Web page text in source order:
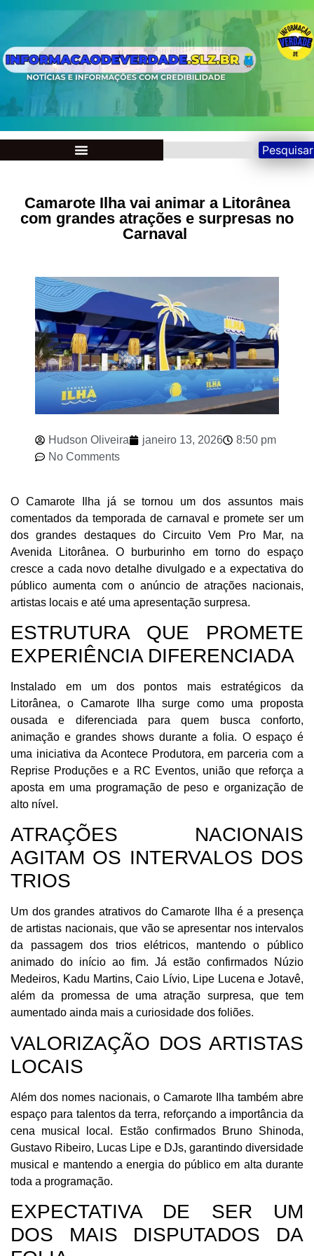
Pesquisar
Camarote Ilha vai animar a Litorânea
com grandes atrações e surpresas no
Carnaval
Hudson Oliveira janeiro 13, 2026
8:50 pm
No Comments
O Camarote Ilha já se tornou um dos assuntos mais
comentados da temporada de carnaval e promete ser um
dos grandes destaques do Circuito Vem Pro Mar, na
Avenida Litorânea. O burburinho em torno do espaço
cresce a cada novo detalhe divulgado e a expectativa do
público aumenta com o anúncio de atrações nacionais,
artistas locais e até uma apresentação surpresa.
ESTRUTURA QUE PROMETE
EXPERIÊNCIA DIFERENCIADA
Instalado em um dos pontos mais estratégicos da
Litorânea, o Camarote Ilha surge como uma proposta
ousada e diferenciada para quem busca conforto,
animação e grandes shows durante a folia. O espaço é
uma iniciativa da Acontece Produtora, em parceria com a
Reprise Produções e a RC Eventos, união que reforça a
aposta em uma programação de peso e organização de
alto nível.
ATRAÇÕES NACIONAIS
AGITAM OS INTERVALOS DOS
TRIOS
Um dos grandes atrativos do Camarote Ilha é a presença
de artistas nacionais, que vão se apresentar nos intervalos
da passagem dos trios elétricos, mantendo o público
animado do início ao fim. Já estão confirmados Núzio
Medeiros, Kadu Martins, Caio Lívio, Lipe Lucena e Jotavê,
além da promessa de uma atração surpresa, que tem
aumentado ainda mais a curiosidade dos foliões.
VALORIZAÇÃO DOS ARTISTAS
LOCAIS
Além dos nomes nacionais, o Camarote Ilha também abre
espaço para talentos da terra, reforçando a importância da
cena musical local. Estão confirmados Bruno Shinoda,
Gustavo Ribeiro, Lucas Lipe e DJs, garantindo diversidade
musical e mantendo a energia do público em alta durante
toda a programação.
EXPECTATIVA DE SER UM
DOS MAIS DISPUTADOS DA